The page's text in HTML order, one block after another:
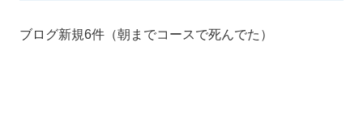
ブログ新規6件（朝までコースで死んでた）